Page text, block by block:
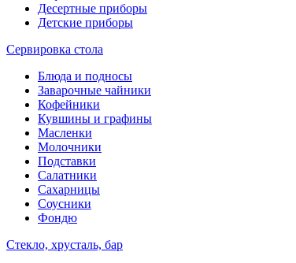
Десертные приборы
Детские приборы
Сервировка стола
Блюда и подносы
Заварочные чайники
Кофейники
Кувшины и графины
Масленки
Молочники
Подставки
Салатники
Сахарницы
Соусники
Фондю
Стекло, хрусталь, бар